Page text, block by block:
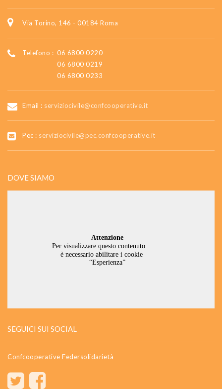
Via Torino, 146 - 00184 Roma
Telefono : 06 6800 0220
06 6800 0219
06 6800 0233
Email : serviziocivile@confcooperative.it
Pec : serviziocivile@pec.confcooperative.it
DOVE SIAMO
SEGUICI SUI SOCIAL
Confcooperative Federsolidarietà